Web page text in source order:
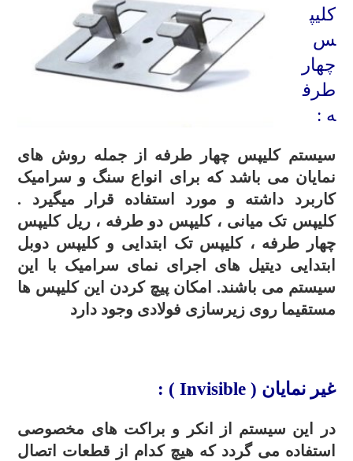
کلیپ
س
چهار
طرف
ه :
سیستم کلیپس چهار طرفه از جمله روش های
نمایان می باشد که برای انواع سنگ و سرامیک
کاربرد داشته و مورد استفاده قرار میگیرد .
کلیپس تک میانی ، کلیپس دو طرفه ، ریل کلیپس
چهار طرفه ، کلیپس تک ابتدایی و کلیپس دوبل
ابتدایی دیتیل های اجرای نمای سرامیک با این
سیستم می باشند. امکان پیچ کردن این کلیپس ها
مستقیما روی زیرسازی فولادی وجود دارد
غیر نمایان (Invisible
) :
در این سیستم از انکر و براکت های مخصوصی
استفاده می گردد که هیچ کدام از قطعات اتصال